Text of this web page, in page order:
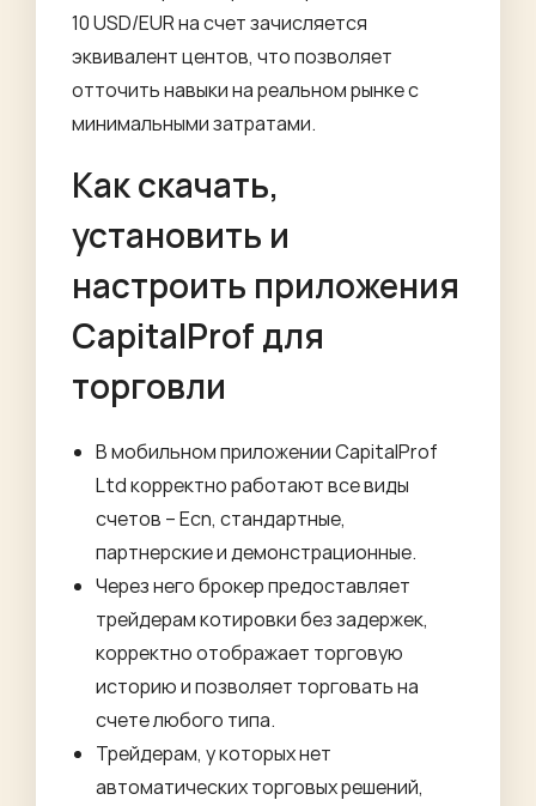
10 USD/EUR на счет зачисляется
эквивалент центов, что позволяет
отточить навыки на реальном рынке с
минимальными затратами.
Как скачать,
установить и
настроить приложения
CapitalProf для
торговли
В мобильном приложении CapitalProf
Ltd корректно работают все виды
счетов – Ecn, стандартные,
партнерские и демонстрационные.
Через него брокер предоставляет
трейдерам котировки без задержек,
корректно отображает торговую
историю и позволяет торговать на
счете любого типа.
Трейдерам, у которых нет
автоматических торговых решений,